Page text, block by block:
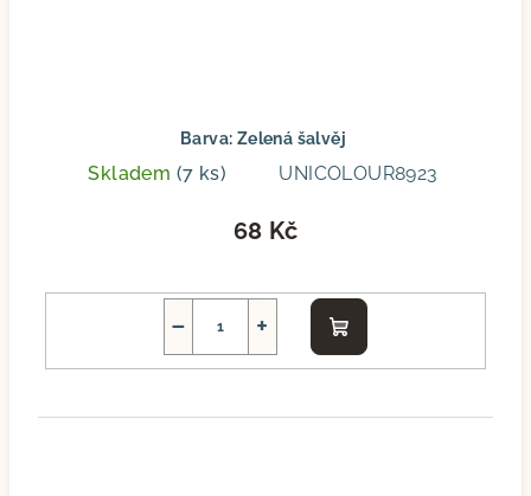
Barva: Zelená šalvěj
Skladem (7 ks) UNICOLOUR8923
68 Kč
+
−
Do
košíku